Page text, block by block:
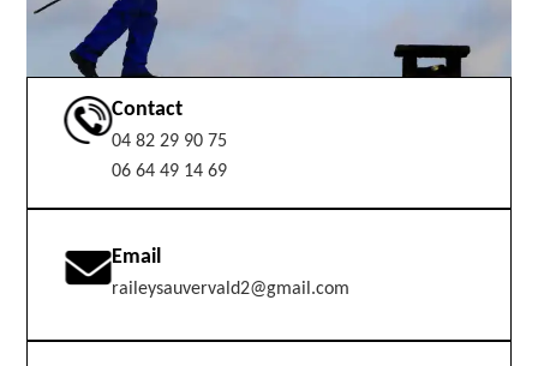
Contact
04 82 29 90 75
06 64 49 14 69
Email
raileysauvervald2@gmail.com